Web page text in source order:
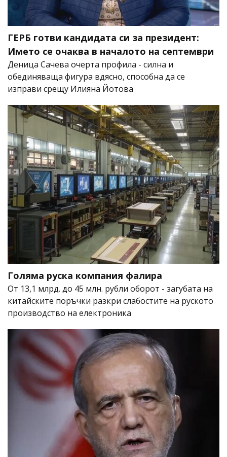
ГЕРБ готви кандидата си за президент:
Името се очаква в началото на септември
Деница Сачева очерта профила - силна и
обединяваща фигура вдясно, способна да се
изправи срещу Илияна Йотова
Голяма руска компания фалира
От 13,1 млрд. до 45 млн. рубли оборот - загубата на
китайските поръчки разкри слабостите на руското
производство на електроника